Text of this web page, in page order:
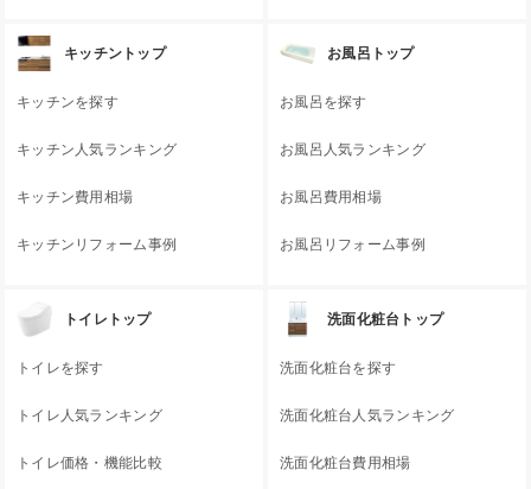
キッチントップ
キッチンを探す
キッチン人気ランキング
キッチン費用相場
キッチンリフォーム事例
お風呂トップ
お風呂を探す
お風呂人気ランキング
お風呂費用相場
お風呂リフォーム事例
トイレトップ
トイレを探す
トイレ人気ランキング
トイレ価格・機能比較
洗面化粧台トップ
洗面化粧台を探す
洗面化粧台人気ランキング
洗面化粧台費用相場